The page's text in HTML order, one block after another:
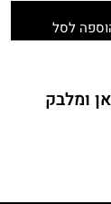
לסל